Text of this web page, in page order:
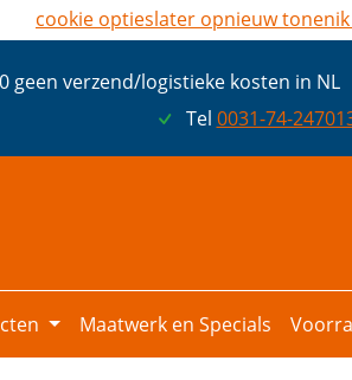
geen verzend/logistieke kosten in NL
Tel 0031-74-
Maatwerk en Specials
cookie optieslater opnieuw tonen